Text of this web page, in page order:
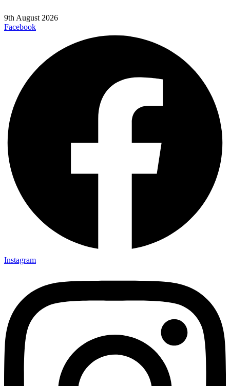
9th August 2026
Facebook
Instagram